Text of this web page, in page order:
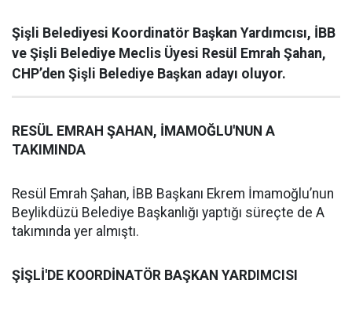
Şişli Belediyesi Koordinatör Başkan Yardımcısı, İBB
ve Şişli Belediye Meclis Üyesi Resül Emrah Şahan,
CHP’den Şişli Belediye Başkan adayı oluyor.
RESÜL EMRAH ŞAHAN, İMAMOĞLU'NUN A
TAKIMINDA
Resül Emrah Şahan, İBB Başkanı Ekrem İmamoğlu’nun
Beylikdüzü Belediye Başkanlığı yaptığı süreçte de A
takımında yer almıştı.
ŞİŞLİ'DE KOORDİNATÖR BAŞKAN YARDIMCISI